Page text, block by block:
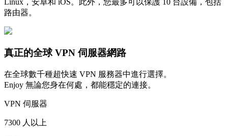
Linux，安卓和 iOS。此外，您最多可以保護 10 台設備，包括
路由器。
真正的全球 VPN 伺服器網路
在全球數千種超快速 VPN 服務器中進行選擇。
Enjoy 無論您身在何處，都能穩定的連接。
VPN 伺服器
7300 人以上